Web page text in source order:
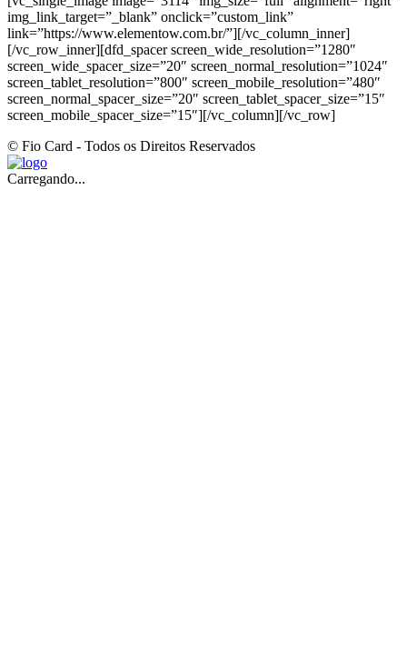
img_link_target=”_blank” onclick=”custom_link”
link=”https://www.elementow.com.br/”][/vc_column_inner]
[/vc_row_inner][dfd_spacer screen_wide_resolution=”1280″
screen_wide_spacer_size=”20″ screen_normal_resolution=”1024″
screen_tablet_resolution=”800″ screen_mobile_resolution=”480″
screen_normal_spacer_size=”20″ screen_tablet_spacer_size=”15″
screen_mobile_spacer_size=”15″][/vc_column][/vc_row]
© Fio Card - Todos os Direitos Reservados
Carregando...